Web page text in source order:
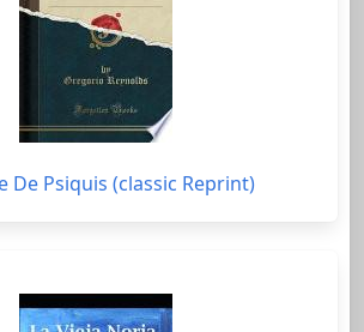
De Psiquis (classic Reprint)